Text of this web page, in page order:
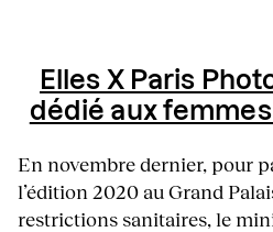
Elles X Paris
dédié aux
En novembre dernier, pour
l’édition 2020 au Grand
restrictions sanitaires, le